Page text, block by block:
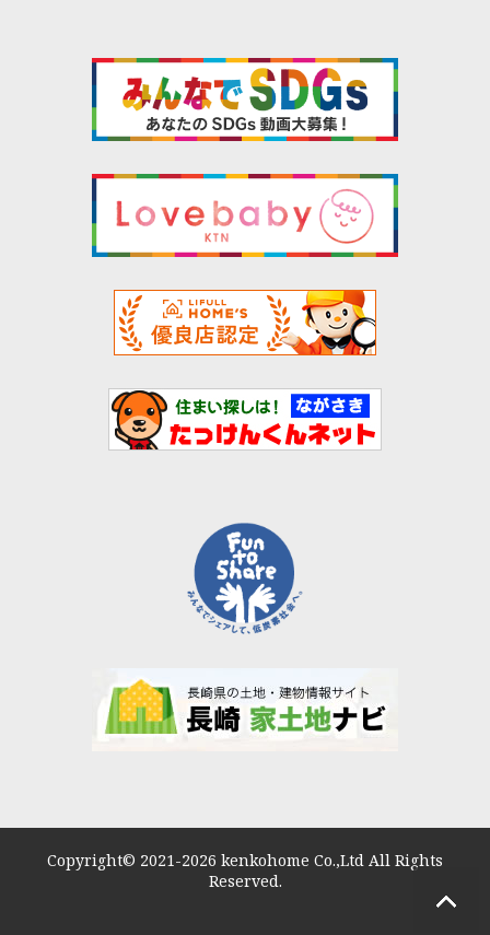
Copyright© 2021-2026 kenkohome Co.,Ltd All Rights
Reserved.